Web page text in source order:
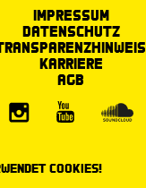
Cookies!
Impressum
Datenschutz
Karriere
AGB